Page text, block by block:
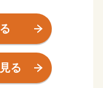
的な条件が整って
越藩に献上されて
す。
の産地となって
る